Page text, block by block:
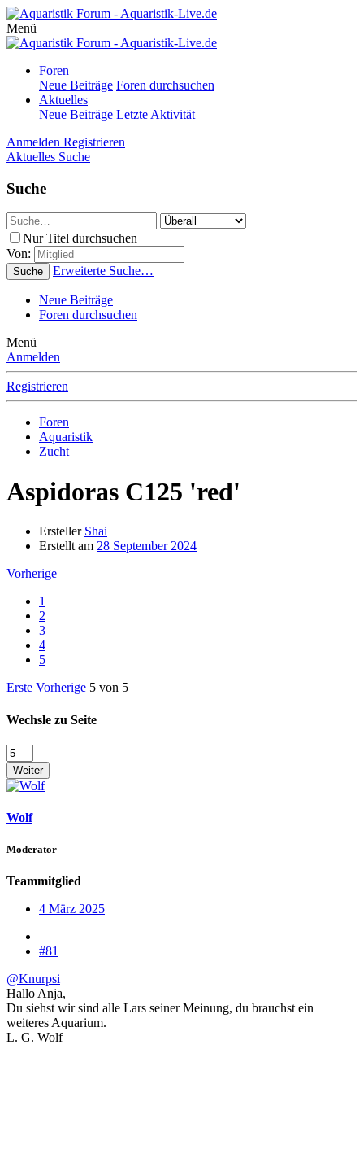
Menü
Foren
Neue Beiträge Foren durchsuchen
Aktuelles
Neue Beiträge Letzte Aktivität
Anmelden Registrieren
Aktuelles Suche
Suche
Nur Titel durchsuchen
Von:
Suche Erweiterte Suche…
Neue Beiträge
Foren durchsuchen
Menü
Anmelden
Registrieren
Foren
Aquaristik
Zucht
Aspidoras C125 'red'
Ersteller Shai
Erstellt am 28 September 2024
Vorherige
1
2
3
4
5
Erste Vorherige 5 von 5
Wechsle zu Seite
Weiter
Wolf
Moderator
Teammitglied
4 März 2025
#81
@Knurpsi
Hallo Anja,
Du siehst wir sind alle Lars seiner Meinung, du brauchst ein
weiteres Aquarium.
L. G. Wolf